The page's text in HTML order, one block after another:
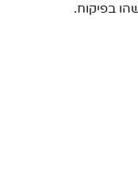
בפיקוח.